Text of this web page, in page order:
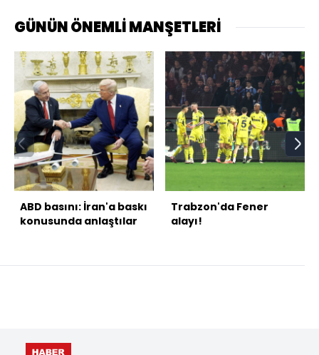
GÜNÜN ÖNEMLİ MANŞETLERİ
ABD basını: İran'a baskı
konusunda anlaştılar
Trabzon'da Fener
alayı!